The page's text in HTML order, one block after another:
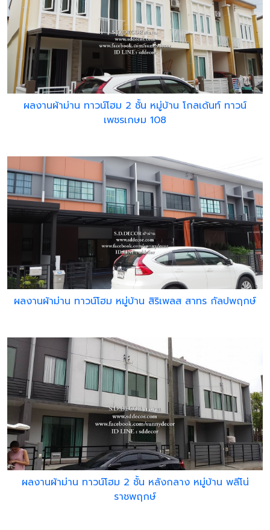
ผลงานผ้าม่าน ทาวน์โฮม 2 ชั้น หมู่บ้าน โกลเด้นท์ ทาวน์
เพชรเกษม 108
ผลงานผ้าม่าน ทาวน์โฮม หมู่บ้าน สิริเพลส สาทร กัลปพฤกษ์
ผลงานผ้าม่าน ทาวน์โฮม 2 ชั้น หลังกลาง หมู่บ้าน พลีโน่
ราชพฤกษ์